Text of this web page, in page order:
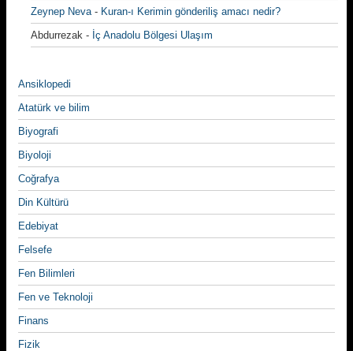
Zeynep Neva- Kuran-ı Kerimin gönderiliş amacı nedir?
Abdurrezak - İç Anadolu Bölgesi Ulaşım
Ansiklopedi
Atatürk ve bilim
Biyografi
Biyoloji
Coğrafya
Din Kültürü
Edebiyat
Felsefe
Fen Bilimleri
Fen ve Teknoloji
Finans
Fizik